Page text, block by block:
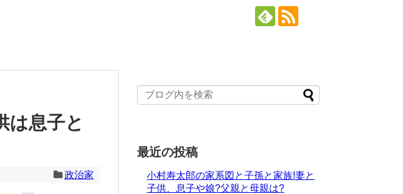
は息子と
政治家
最近の投稿
小村寿太郎の家系図と子孫と家族!妻と
子供、息子や娘?父親と母親は?